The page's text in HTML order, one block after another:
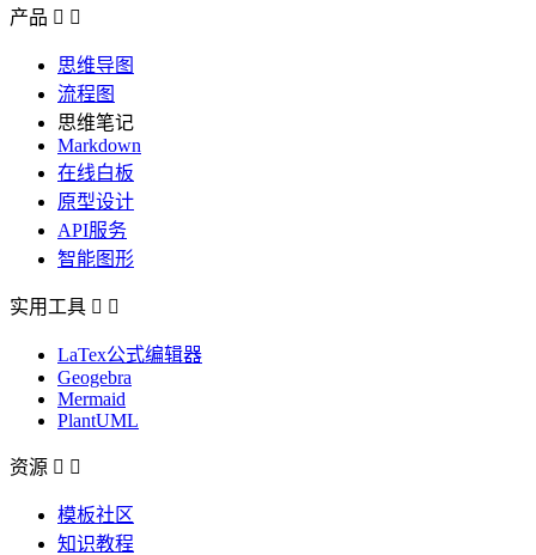
产品  
思维导图
流程图
思维笔记
Markdown
在线白板
原型设计
API服务
智能图形
实用工具  
LaTex公式编辑器
Geogebra
Mermaid
PlantUML
资源  
模板社区
知识教程